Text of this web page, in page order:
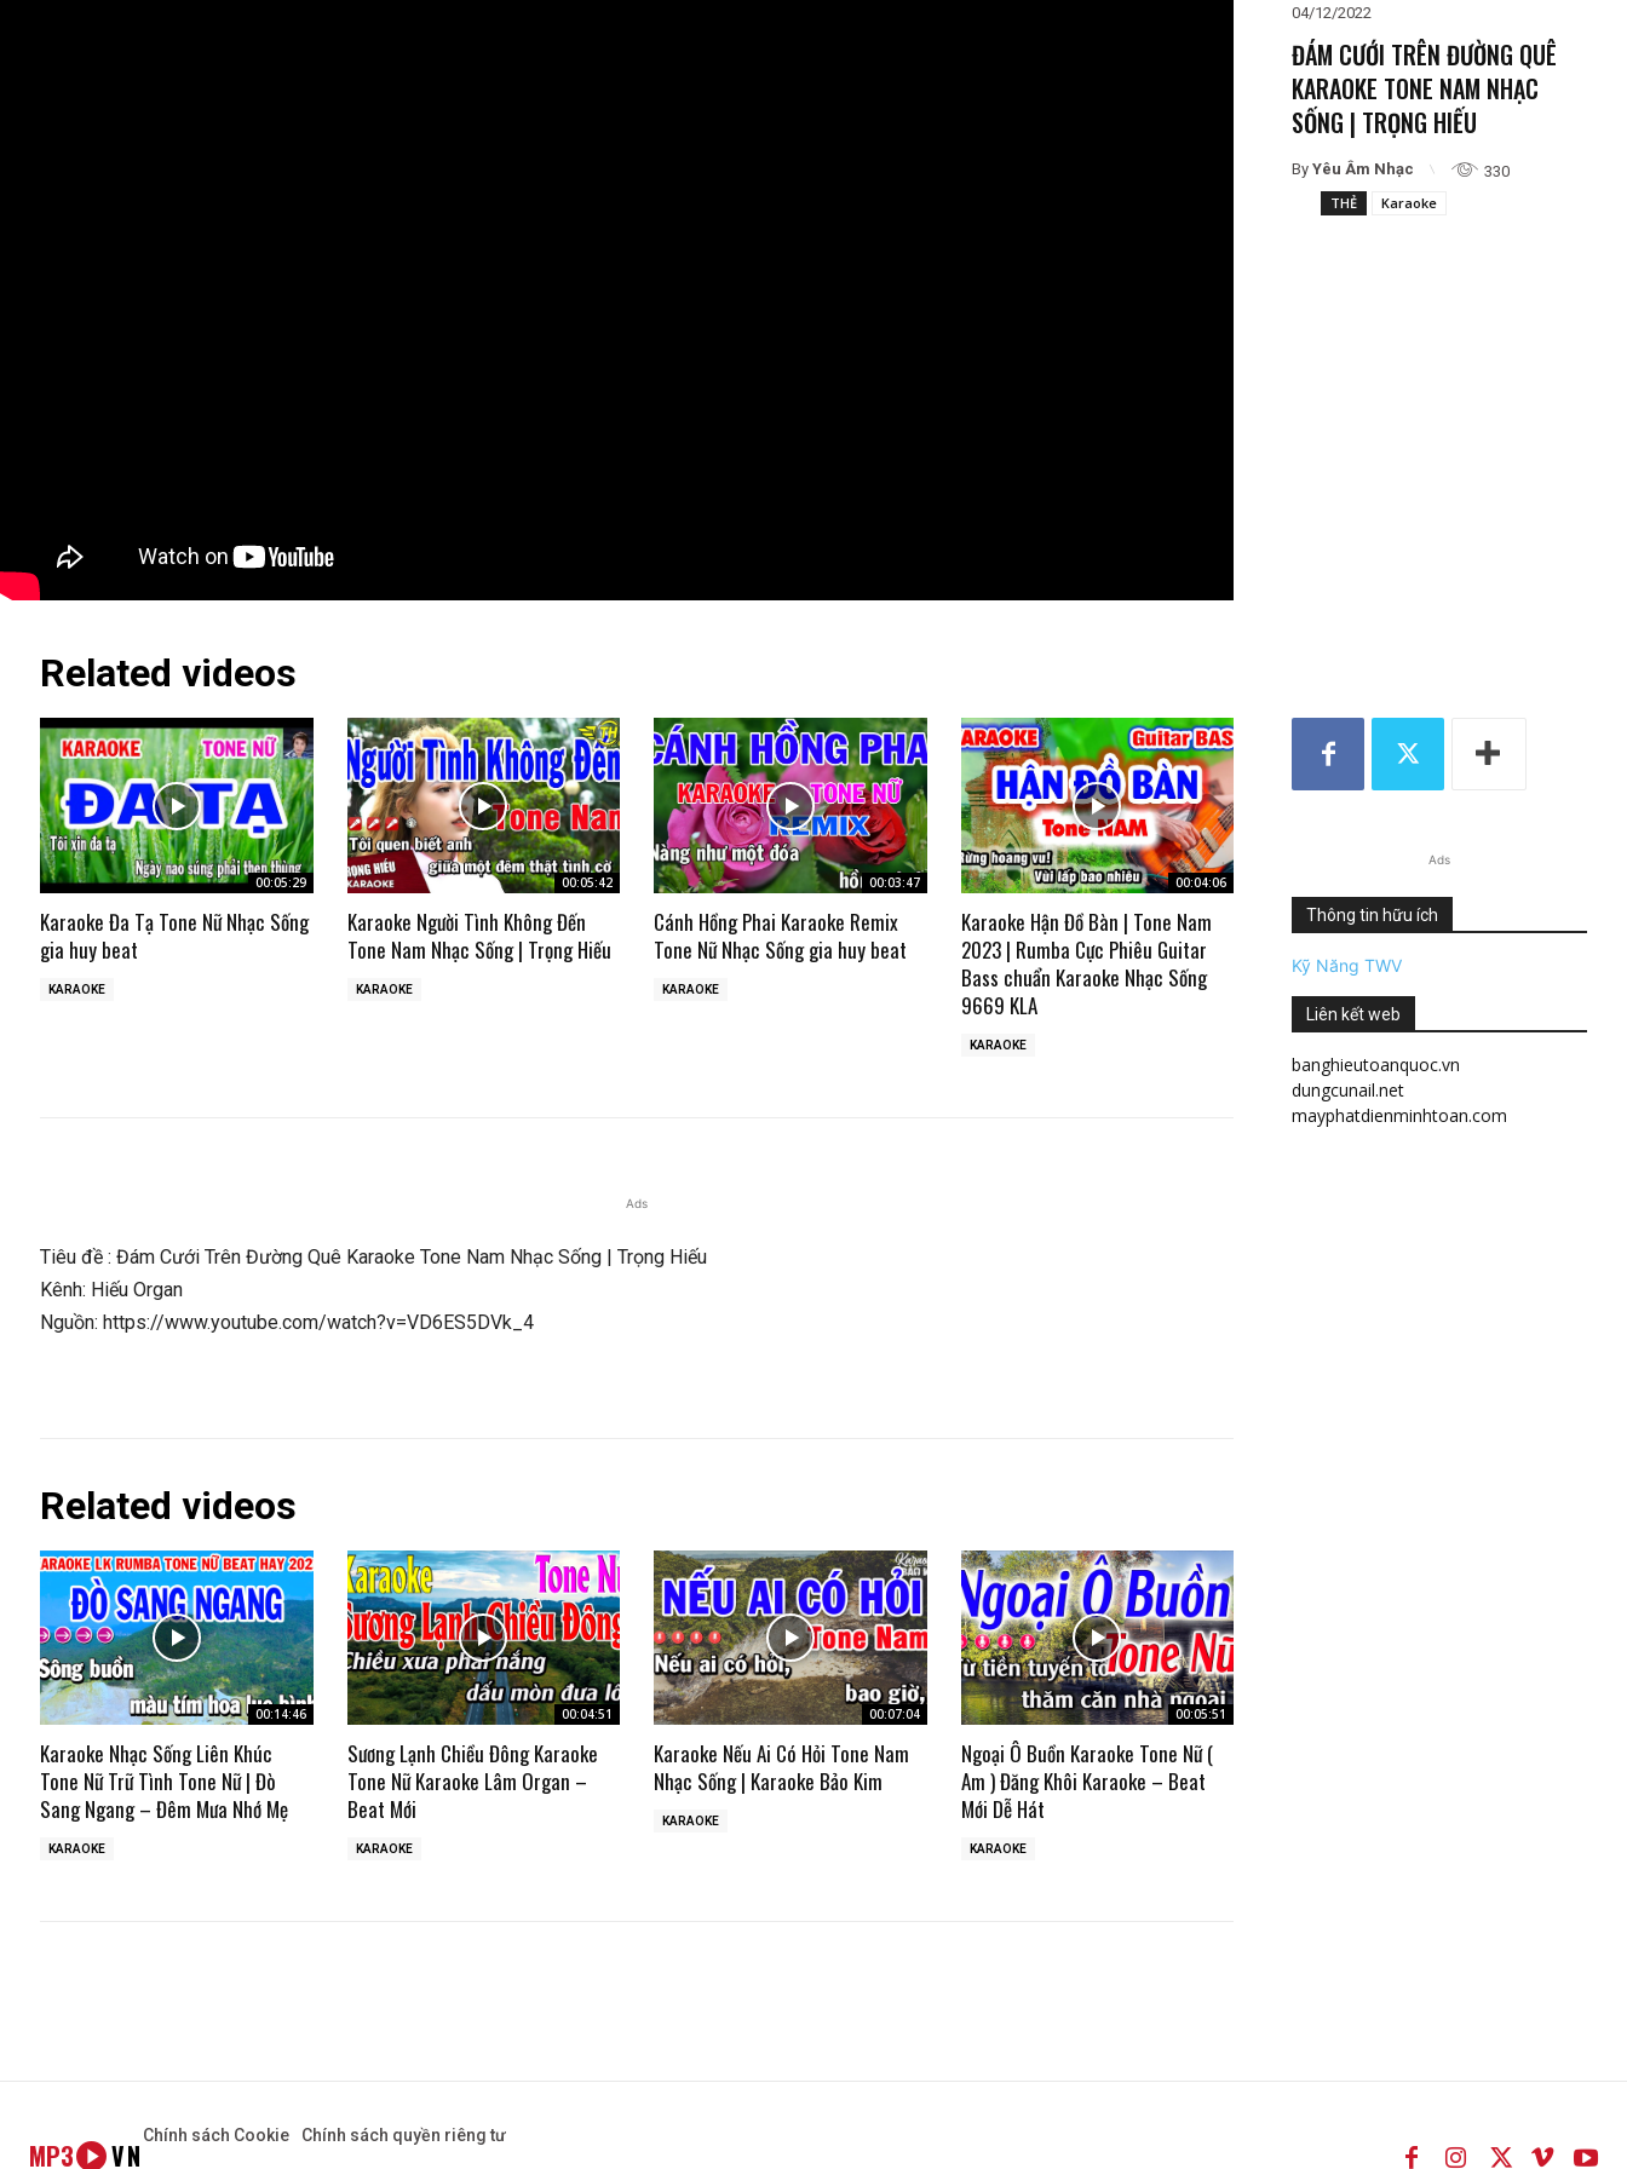
04/12/2022
ĐÁM CƯỚI TRÊN ĐƯỜNG QUÊ
KARAOKE TONE NAM NHẠC
SỐNG | TRỌNG HIẾU
By Yêu Âm Nhạc
330
THẺ
Karaoke
Related videos
00:05:29
Karaoke Đa Tạ Tone Nữ Nhạc Sống
gia huy beat
KARAOKE
00:05:42
Karaoke Người Tình Không Đến
Tone Nam Nhạc Sống | Trọng Hiếu
KARAOKE
00:03:47
Cánh Hồng Phai Karaoke Remix
Tone Nữ Nhạc Sống gia huy beat
KARAOKE
00:04:06
Karaoke Hận Đồ Bàn | Tone Nam
2023 | Rumba Cực Phiêu Guitar
Bass chuẩn Karaoke Nhạc Sống
9669 KLA
KARAOKE
Ads
Tiêu đề : Đám Cưới Trên Đường Quê Karaoke Tone Nam Nhạc Sống | Trọng Hiếu
Kênh: Hiếu Organ
Nguồn: https://www.youtube.com/watch?v=VD6ES5DVk_4
Related videos
00:14:46
Karaoke Nhạc Sống Liên Khúc
Tone Nữ Trữ Tình Tone Nữ | Đò
Sang Ngang – Đêm Mưa Nhớ Mẹ
KARAOKE
00:04:51
Sương Lạnh Chiều Đông Karaoke
Tone Nữ Karaoke Lâm Organ –
Beat Mới
KARAOKE
00:07:04
Karaoke Nếu Ai Có Hỏi Tone Nam
Nhạc Sống | Karaoke Bảo Kim
KARAOKE
00:05:51
Ngoại Ô Buồn Karaoke Tone Nữ (
Am ) Đăng Khôi Karaoke – Beat
Mới Dễ Hát
KARAOKE
Ads
Thông tin hữu ích
Kỹ Năng TWV
Liên kết web
banghieutoanquoc.vn
dungcunail.net
mayphatdienminhtoan.com
MP3 VN
Chính sách Cookie Chính sách quyền riêng tư